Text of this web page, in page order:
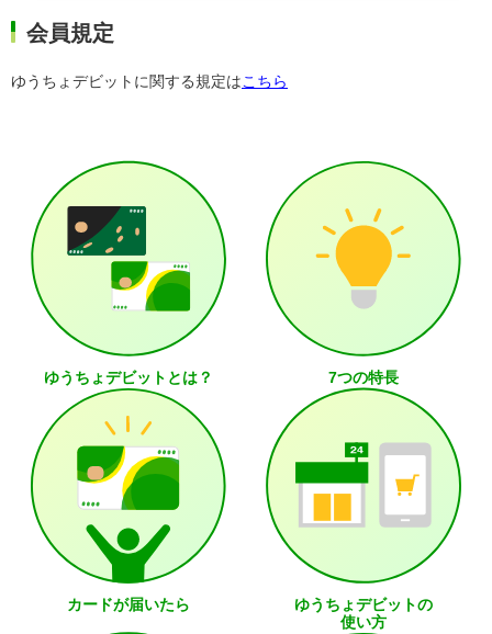
会員規定
ゆうちょデビットに関する規定はこちら
ゆうちょデビットとは？ 7つの特長
カードが届いたら
ゆうちょデビットの
使い方